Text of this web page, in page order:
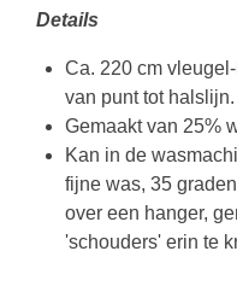
Details
Ca. 220 cm
van punt tot halslijn.
Gemaakt van 25%
Kan in de
fijne was, 35
over een hanger,
'schouders' erin te